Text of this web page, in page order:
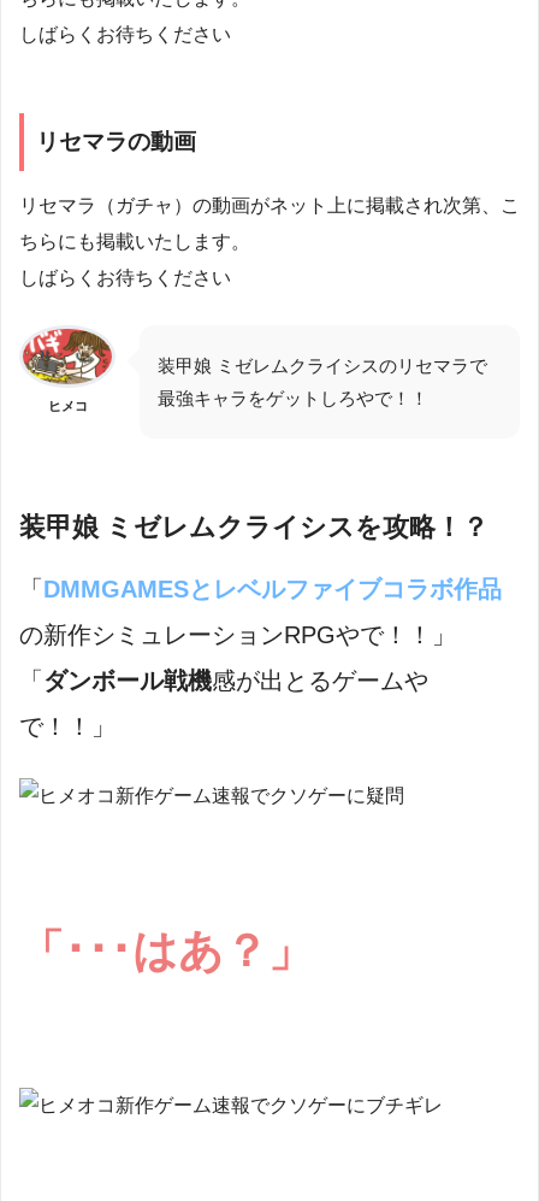
しばらくお待ちください
リセマラの動画
リセマラ（ガチャ）の動画がネット上に掲載され次第、こ
ちらにも掲載いたします。
しばらくお待ちください
ヒメコ
装甲娘 ミゼレムクライシスのリセマラで
最強キャラをゲットしろやで！！
装甲娘 ミゼレムクライシスを攻略！？
「 DMMGAMESとレベルファイブコラボ作品
の新作シミュレーションRPGやで！！」
「 ダンボール戦機感が出とるゲームや
で！！」
「･･･はあ？」